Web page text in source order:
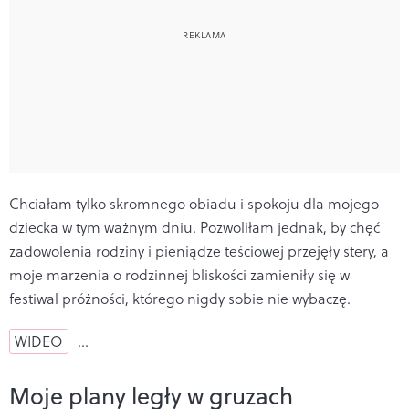
Chciałam tylko skromnego obiadu i spokoju dla mojego
dziecka w tym ważnym dniu. Pozwoliłam jednak, by chęć
zadowolenia rodziny i pieniądze teściowej przejęły stery, a
moje marzenia o rodzinnej bliskości zamieniły się w
festiwal próżności, którego nigdy sobie nie wybaczę.
WIDEO …
Moje plany legły w gruzach